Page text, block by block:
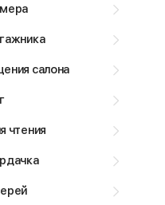
салона
чтения